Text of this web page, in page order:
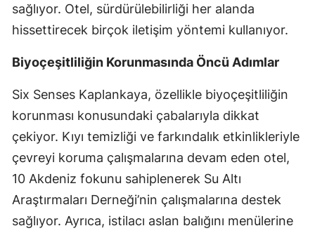
sağlıyor. Otel, sürdürülebilirliği her alanda
hissettirecek birçok iletişim yöntemi kullanıyor.
Biyoçeşitliliğin Korunmasında Öncü Adımlar
Six Senses Kaplankaya, özellikle biyoçeşitliliğin
korunması konusundaki çabalarıyla dikkat
çekiyor. Kıyı temizliği ve farkındalık etkinlikleriyle
çevreyi koruma çalışmalarına devam eden otel,
10 Akdeniz fokunu sahiplenerek Su Altı
Araştırmaları Derneği’nin çalışmalarına destek
sağlıyor. Ayrıca, istilacı aslan balığını menülerine